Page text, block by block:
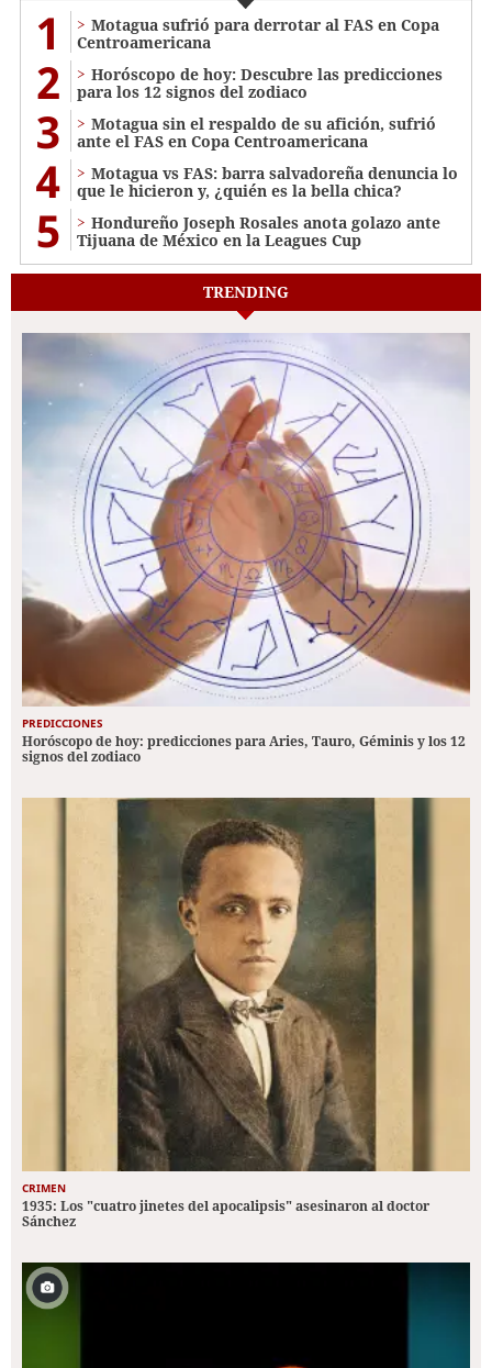
1
Motagua sufrió para derrotar al FAS en Copa
Centroamericana
2
Horóscopo de hoy: Descubre las predicciones
para los 12 signos del zodiaco
3
Motagua sin el respaldo de su afición, sufrió
ante el FAS en Copa Centroamericana
4
Motagua vs FAS: barra salvadoreña denuncia lo
que le hicieron y, ¿quién es la bella chica?
5
Hondureño Joseph Rosales anota golazo ante
Tijuana de México en la Leagues Cup
TRENDING
PREDICCIONES
Horóscopo de hoy: predicciones para Aries, Tauro, Géminis y los 12
signos del zodiaco
CRIMEN
1935: Los "cuatro jinetes del apocalipsis" asesinaron al doctor
Sánchez